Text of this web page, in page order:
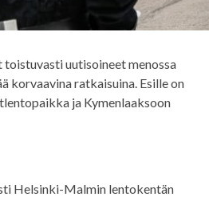
toistuvasti uutisoineet menossa
korvaavina ratkaisuina. Esille on
ja Kymenlaaksoon
Helsinki-Malmin lentokentän